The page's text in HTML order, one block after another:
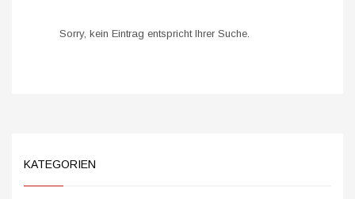
Sorry, kein Eintrag entspricht Ihrer Suche.
KATEGORIEN